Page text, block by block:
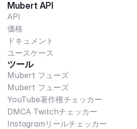
Mubert API
API
価格
ドキュメント
ユースケース
ツール
Mubert フューズ
Mubert フューズ
YouTube著作権チェッカー
DMCA Twitchチェッカー
Instagramリールチェッカー